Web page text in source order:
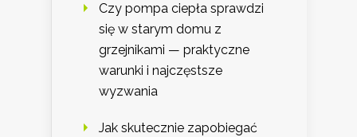
Czy pompa ciepła sprawdzi
się w starym domu z
grzejnikami — praktyczne
warunki i najczęstsze
wyzwania
Jak skutecznie zapobiegać